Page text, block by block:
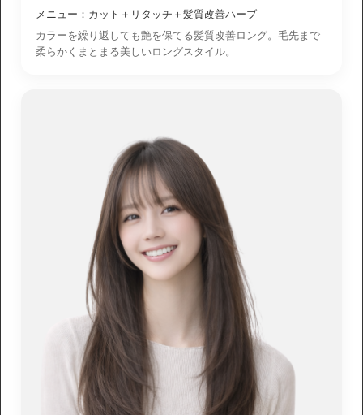
メニュー：カット＋リタッチ＋髪質改善ハーブ
カラーを繰り返しても艶を保てる髪質改善ロング。毛先まで
柔らかくまとまる美しいロングスタイル。